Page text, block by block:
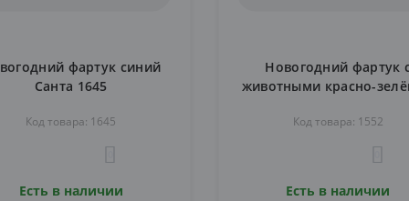
фартук синий
Санта 1645
Код товара: 1645
Есть в наличии
Новогодний фартук
животными красно-
Код товара: 1552
Есть в наличии